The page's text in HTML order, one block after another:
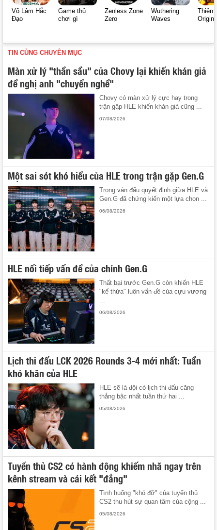
Võ Lâm Hắc
Đạo
Game thủ
chơi gì
Zenless Zone
Zero
Wuthering
Waves
Thiên
Origin
TIN CÙNG CHUYÊN MỤC
Màn xử lý "thần sầu" của Chovy lại khiến khán giả
đề nghị anh "chuyển nghề"
Chovy có màn xử lý cực hay trong
trận gặp HLE khiến khán giả cũng ...
07/08/2026
Một sai sót khó hiểu của HLE trong trận gặp Gen.G
Trong ván đấu quyết định giữa HLE và
Gen.G đã chứng kiến một lựa chọn ...
06/08/2026
HLE nối tiếp vấn đề của chính Gen.G
Thất bại trước Gen.G còn khiến HLE
"kế thừa" luôn vấn đề của cựu vương
06/08/2026
Lịch thi đấu LCK 2026 Rounds 3-4 mới nhất: Tuần
khó khăn của HLE
HLE sẽ là đội có lịch thi đấu căng
thẳng bậc nhất tuần thứ hai ...
05/08/2026
Tuyển thủ CS2 có hành động khiếm nhã ngay trên
kênh stream và cái kết "đắng"
Tình huống "khó đỡ" của tuyển thủ
CS2 thu hút sự quan tâm của cộng ...
05/08/2026